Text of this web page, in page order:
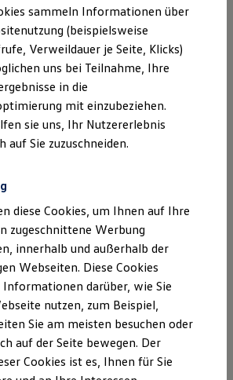
Gewinn
unterwegs
Zuhause
finden
Kauf
1 und 3
Triebes
russler.eu
russler.eu
201661
DE150510832
Herr Sven Löffler
Texte, Bilder, Grafiken,
und Videos unterliegen dem
und anderer Schutzgesetze.
Website darf nicht zu
verbreitet oder Dritten
werden. Irrtümer und Änderungen
Seiten Verknüpfungen zu
Internet angelegt haben, so haben
Links keinerlei Einfluss. Deshalb
sammeln Informationen über
(beispielsweise
Verweildauer je Seite, Klicks)
uns bei Teilnahme, Ihre
in die
mit einzubeziehen.
sie uns, Ihr Nutzererlebnis
auf Sie zuzuschneiden.
diese Cookies, um Ihnen auf Ihre
zugeschnittene Werbung
innerhalb und außerhalb der
Webseiten. Diese Cookies
darüber, wie Sie
nutzen, zum Beispiel,
Sie am meisten besuchen oder
auf der Seite bewegen. Der
Cookies ist es, Ihnen für Sie